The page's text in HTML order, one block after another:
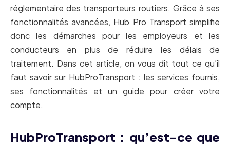
réglementaire des transporteurs routiers. Grâce à ses
fonctionnalités avancées, Hub Pro Transport simplifie
donc les démarches pour les employeurs et les
conducteurs en plus de réduire les délais de
traitement. Dans cet article, on vous dit tout ce qu’il
faut savoir sur HubProTransport : les services fournis,
ses fonctionnalités et un guide pour créer votre
compte.
HubProTransport : qu’est-ce que